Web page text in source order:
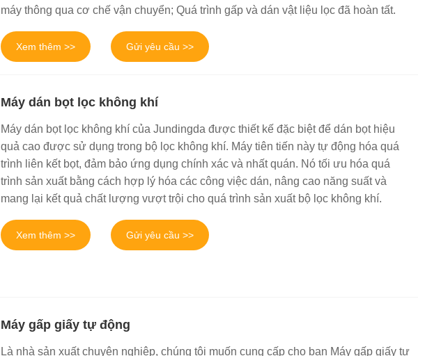
máy thông qua cơ chế vận chuyển; Quá trình gấp và dán vật liệu lọc đã hoàn tất.
Xem thêm >> Gửi yêu cầu >>
Máy dán bọt lọc không khí
Máy dán bọt lọc không khí của Jundingda được thiết kế đặc biệt để dán bọt hiệu
quả cao được sử dụng trong bộ lọc không khí. Máy tiên tiến này tự động hóa quá
trình liên kết bọt, đảm bảo ứng dụng chính xác và nhất quán. Nó tối ưu hóa quá
trình sản xuất bằng cách hợp lý hóa các công việc dán, nâng cao năng suất và
mang lại kết quả chất lượng vượt trội cho quá trình sản xuất bộ lọc không khí.
Xem thêm >> Gửi yêu cầu >>
Máy gấp giấy tự động
Là nhà sản xuất chuyên nghiệp, chúng tôi muốn cung cấp cho bạn Máy gấp giấy tự